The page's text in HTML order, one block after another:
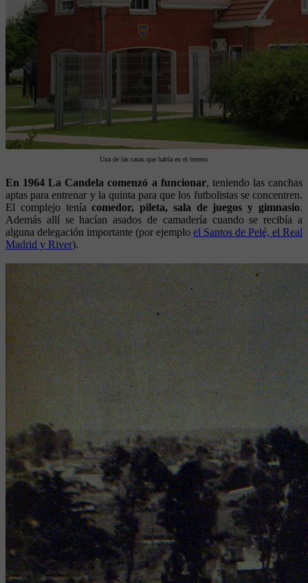
Una de las casas que había en el terreno
En 1964 La Candela comenzó a funcionar, teniendo las canchas
aptas para entrenar y la quinta para que los futbolistas se concentren.
El complejo teníacomedor, pileta, sala de juegos y gimnasio.
Además allí se hacían asados de camadería cuando se recibía a
alguna delegación importante (por ejemplo el Santos de Pelé, el Real
Madrid y River).